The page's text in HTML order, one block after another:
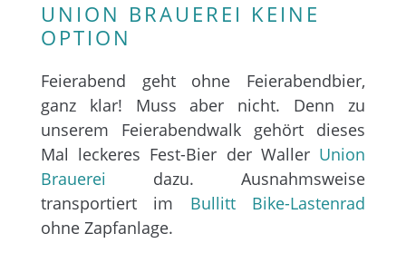
UNION BRAUEREI KEINE
OPTION
Feierabend geht ohne Feierabendbier,
ganz klar! Muss aber nicht. Denn zu
unserem Feierabendwalk gehört dieses
Mal leckeres Fest-Bier der Waller Union
Brauerei dazu. Ausnahmsweise
transportiert im Bullitt Bike-Lastenrad
ohne Zapfanlage.